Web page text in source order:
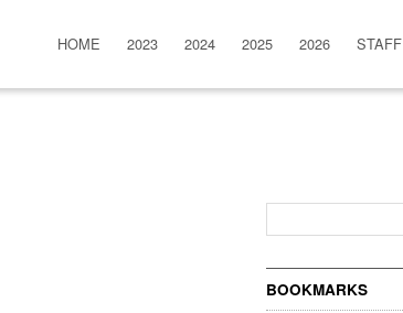
HOME 2023 2024 2025 2026 STAFF
BOOKMARKS